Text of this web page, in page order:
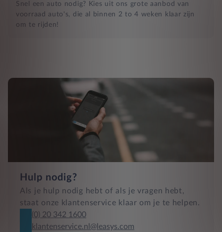
Snel een auto nodig? Kies uit ons grote aanbod van
voorraad auto's, die al binnen 2 to 4 weken klaar zijn
om te rijden!
Hulp nodig?
Als je hulp nodig hebt of als je vragen hebt,
staat onze klantenservice klaar om je te helpen.
(0) 20 342 1600
klantenservice.nl@leasys.com